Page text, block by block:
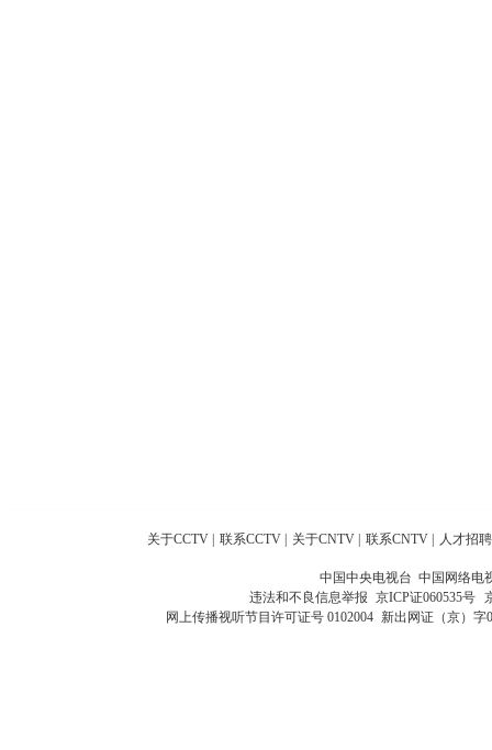
关于CCTV 联系CCTV 关于CNTV 联系CNTV 人才招聘
中国中央电视台 中国网络电
违法和不良信息举报 京ICP证060535号
网上传播视听节目许可证号 0102004 新出网证（京）